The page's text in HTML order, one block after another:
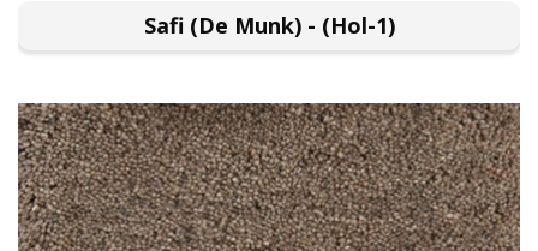
Safi (De Munk) - (Hol-1)